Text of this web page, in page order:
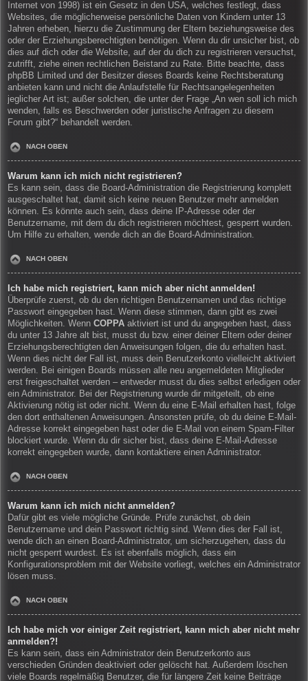
Internet von 1998) ist ein Gesetz in den USA, welches festlegt, dass
Websites, die möglicherweise persönliche Daten von Kindern unter 13
Jahren erheben, hierzu die Zustimmung der Eltern beziehungsweise des
oder der Erziehungsberechtigten benötigen. Wenn du dir unsicher bist, ob
dies auf dich oder die Website, auf der du dich zu registrieren versuchst,
zutrifft, ziehe einen rechtlichen Beistand zu Rate. Bitte beachte, dass
phpBB Limited und der Besitzer dieses Boards keine Rechtsberatung
anbieten kann und nicht die Anlaufstelle für Rechtsangelegenheiten
jeglicher Art ist; außer solchen, die unter der Frage „An wen soll ich mich
wenden, falls es Beschwerden oder juristische Anfragen zu diesem
Forum gibt?“ behandelt werden.
NACH OBEN
Warum kann ich mich nicht registrieren?
Es kann sein, dass die Board-Administration die Registrierung komplett
ausgeschaltet hat, damit sich keine neuen Benutzer mehr anmelden
können. Es könnte auch sein, dass deine IP-Adresse oder der
Benutzername, mit dem du dich registrieren möchtest, gesperrt wurden.
Um Hilfe zu erhalten, wende dich an die Board-Administration.
NACH OBEN
Ich habe mich registriert, kann mich aber nicht anmelden!
Überprüfe zuerst, ob du den richtigen Benutzernamen und das richtige
Passwort eingegeben hast. Wenn diese stimmen, dann gibt es zwei
Möglichkeiten. Wenn COPPA aktiviert ist und du angegeben hast, dass
du unter 13 Jahre alt bist, musst du bzw. einer deiner Eltern oder deiner
Erziehungsberechtigten den Anweisungen folgen, die du erhalten hast.
Wenn dies nicht der Fall ist, muss dein Benutzerkonto vielleicht aktiviert
werden. Bei einigen Boards müssen alle neu angemeldeten Mitglieder
erst freigeschaltet werden – entweder musst du dies selbst erledigen oder
ein Administrator. Bei der Registrierung wurde dir mitgeteilt, ob eine
Aktivierung nötig ist oder nicht. Wenn du eine E-Mail erhalten hast, folge
den dort enthaltenen Anweisungen. Ansonsten prüfe, ob du deine E-Mail-
Adresse korrekt eingegeben hast oder die E-Mail von einem Spam-Filter
blockiert wurde. Wenn du dir sicher bist, dass deine E-Mail-Adresse
korrekt eingegeben wurde, dann kontaktiere einen Administrator.
NACH OBEN
Warum kann ich mich nicht anmelden?
Dafür gibt es viele mögliche Gründe. Prüfe zunächst, ob dein
Benutzername und dein Passwort richtig sind. Wenn dies der Fall ist,
wende dich an einen Board-Administrator, um sicherzugehen, dass du
nicht gesperrt wurdest. Es ist ebenfalls möglich, dass ein
Konfigurationsproblem mit der Website vorliegt, welches ein Administrator
lösen muss.
NACH OBEN
Ich habe mich vor einiger Zeit registriert, kann mich aber nicht mehr
anmelden?!
Es kann sein, dass ein Administrator dein Benutzerkonto aus
verschieden Gründen deaktiviert oder gelöscht hat. Außerdem löschen
viele Boards regelmäßig Benutzer, die für längere Zeit keine Beiträge